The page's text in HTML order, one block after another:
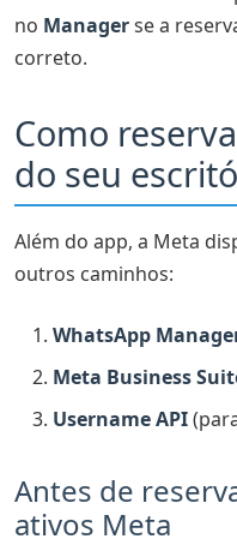
no Managerse a
correto.
Como
do seu
Além do app, a Meta
outros caminhos:
WhatsApp
Meta Business
Username API
Antes de
ativos Meta